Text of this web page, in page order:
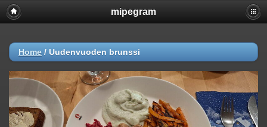
mipegram
Home / Uudenvuoden brunssi